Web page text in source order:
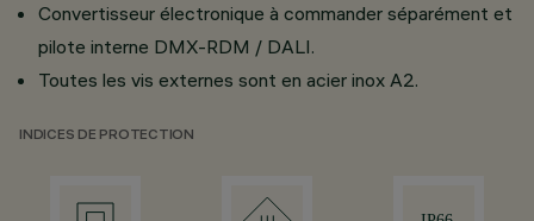
Convertisseur électronique à commander séparément et
pilote interne DMX-RDM / DALI.
Toutes les vis externes sont en acier inox A2.
INDICES DE PROTECTION